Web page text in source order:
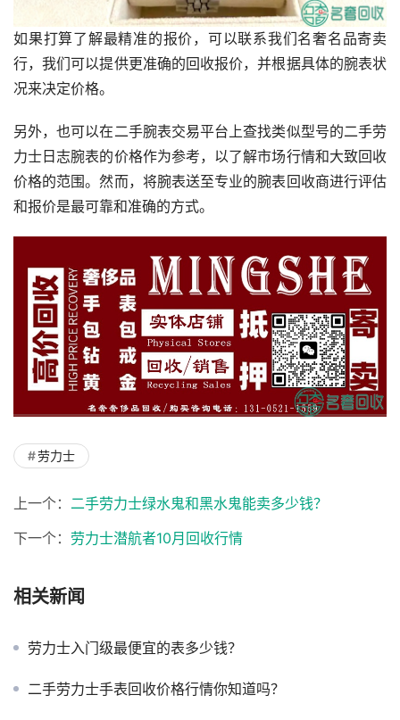
如果打算了解最精准的报价，可以联系我们名奢名品寄卖
行，我们可以提供更准确的回收报价，并根据具体的腕表状
况来决定价格。
另外，也可以在二手腕表交易平台上查找类似型号的二手劳
力士日志腕表的价格作为参考，以了解市场行情和大致回收
价格的范围。然而，将腕表送至专业的腕表回收商进行评估
和报价是最可靠和准确的方式。
劳力士
上一个： 二手劳力士绿水鬼和黑水鬼能卖多少钱？
下一个： 劳力士潜航者10月回收行情
相关新闻
劳力士入门级最便宜的表多少钱？
二手劳力士手表回收价格行情你知道吗？